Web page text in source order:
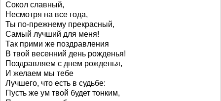
Сокол славный,
Несмотря на все года,
Ты по-прежнему прекрасный,
Самый лучший для меня!
Так прими же поздравления
В твой весенний день рожденья!
Поздравляем с днем рожденья,
И желаем мы тебе
Лучшего, что есть в судьбе:
Пусть же ум твой будет тонким,